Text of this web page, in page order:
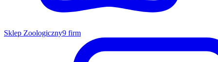
Sklep Zoologiczny9 firm